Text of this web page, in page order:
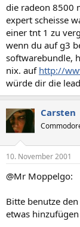
die radeon 8500
expert scheisse
einer tnt 1 zu
wenn du auf g3
softwarebundle,
nix. auf http://
würde dir die
Carsten
10. November 2001
@Mr Moppelgo:
Bitte benutze
etwas